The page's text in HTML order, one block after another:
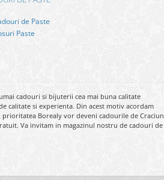
de Paste
Paste
cadouri si bijuterii cea mai buna calitate
calitate si experienta. Din acest motiv acordam
Borealy vor deveni cadourile de Craciun
Va invitam in magazinul nostru de cadouri de